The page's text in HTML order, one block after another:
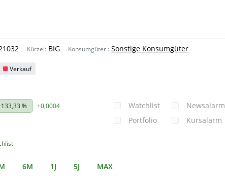
Kürzel: BIG Konsumgüter : Sonstige Konsumgüter
Verkauf
% +0,0004
Watchlist
Portfolio
Newsalarm
Kursalarm
6M 1J 5J MAX